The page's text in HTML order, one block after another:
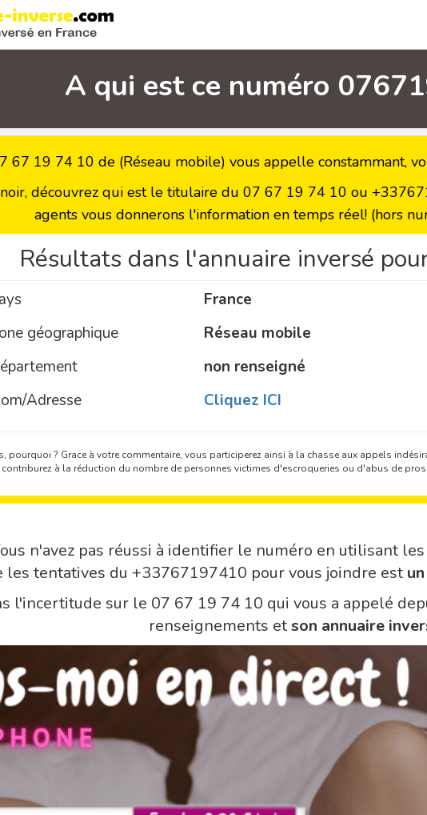
A qui est ce numéro
67 19 74 10 de (Réseau mobile) vous appelle constammant,
découvrez qui est le titulaire du 07 67 19 74 10 ou
agents vous donnerons l'information en temps réel! (hors
Résultats dans l'annuaire inversé
France
géographique
Réseau mobile
non renseigné
Adresse
Cliquez ICI
pourquoi ? Grace à votre commentaire, vous participerez ainsi à la chasse aux appels
à la réduction du nombre de personnes victimes d'escroqueries ou d'abus de
n'avez pas réussi à identifier le numéro en utilisant
les tentatives du +33767197410 pour vous joindre est
l'incertitude sur le 07 67 19 74 10 qui vous a appelé
renseignements etson annuaire